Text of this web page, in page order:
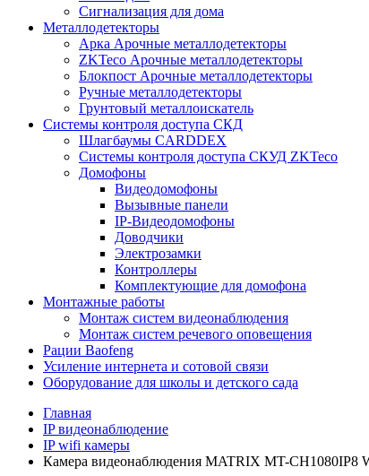
Сигнализация для дома
Металлодетекторы
Арка Арочные металлодетекторы
ZKTeco Арочные металлодетекторы
Блокпост Арочные металлодетекторы
Ручные металлодетекторы
Грунтовый металлоискатель
Системы контроля доступа СКД
Шлагбаумы CARDDEX
Системы контроля доступа СКУД ZKTeco
Домофоны
Видеодомофоны
Вызывные панели
IP-Видеодомофоны
Доводчики
Электрозамки
Контроллеры
Комплектующие для домофона
Монтажные работы
Монтаж систем видеонаблюдения
Монтаж систем речевого оповещения
Рации Baofeng
Усиление интернета и сотовой связи
Оборудование для школы и детского сада
Главная
IP видеонаблюдение
IP wifi камеры
Камера видеонаблюдения MATRIX MT-CH1080IP8